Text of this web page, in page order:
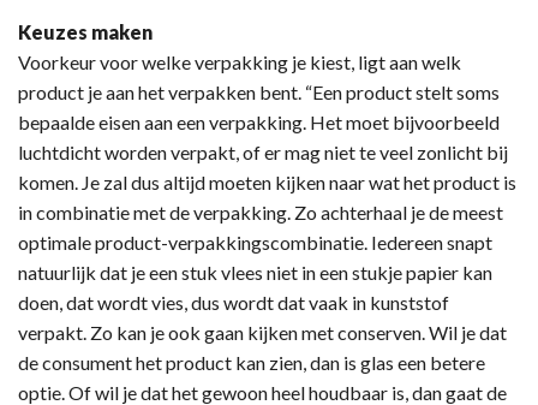
Keuzes maken
Voorkeur voor welke verpakking je kiest, ligt aan welk
product je aan het verpakken bent. “Een product stelt soms
bepaalde eisen aan een verpakking. Het moet bijvoorbeeld
luchtdicht worden verpakt, of er mag niet te veel zonlicht bij
komen. Je zal dus altijd moeten kijken naar wat het product is
in combinatie met de verpakking. Zo achterhaal je de meest
optimale product-verpakkingscombinatie. Iedereen snapt
natuurlijk dat je een stuk vlees niet in een stukje papier kan
doen, dat wordt vies, dus wordt dat vaak in kunststof
verpakt. Zo kan je ook gaan kijken met conserven. Wil je dat
de consument het product kan zien, dan is glas een betere
optie. Of wil je dat het gewoon heel houdbaar is, dan gaat de